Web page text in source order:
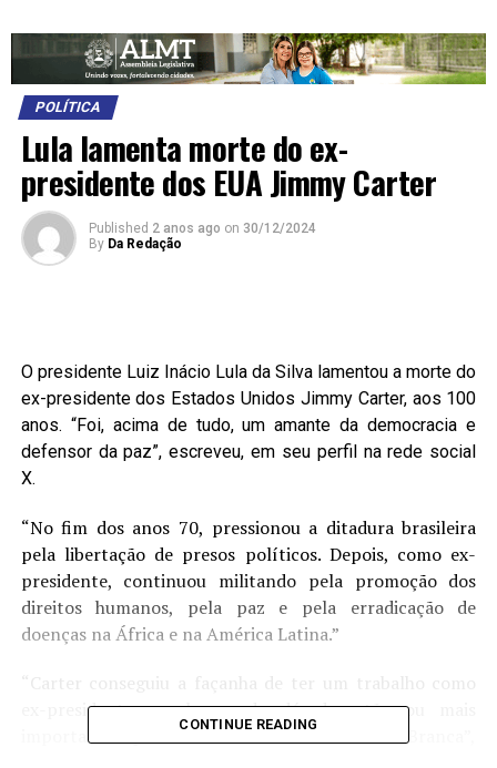
POLÍTICA
Lula lamenta morte do ex-
presidente dos EUA Jimmy Carter
Published 2 anos ago on 30/12/2024
By Da Redação
O presidente Luiz Inácio Lula da Silva lamentou a morte do
ex-presidente dos Estados Unidos Jimmy Carter, aos 100
anos. “Foi, acima de tudo, um amante da democracia e
defensor da paz”, escreveu, em seu perfil na rede social
X.
“No fim dos anos 70, pressionou a ditadura brasileira
pela libertação de presos políticos. Depois, como ex-
presidente, continuou militando pela promoção dos
direitos humanos, pela paz e pela erradicação de
doenças na África e na América Latina.”
“Carter conseguiu a façanha de ter um trabalho como
ex-presidente, ao longo de décadas, tão ou mais
importante que o seu mandato na Casa Branca”,
CONTINUE READING